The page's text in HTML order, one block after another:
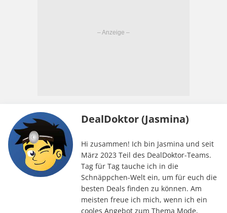
DealDoktor (Jasmina)
Hi zusammen! Ich bin Jasmina und seit
März 2023 Teil des DealDoktor-Teams.
Tag für Tag tauche ich in die
Schnäppchen-Welt ein, um für euch die
besten Deals finden zu können. Am
meisten freue ich mich, wenn ich ein
cooles Angebot zum Thema Mode,